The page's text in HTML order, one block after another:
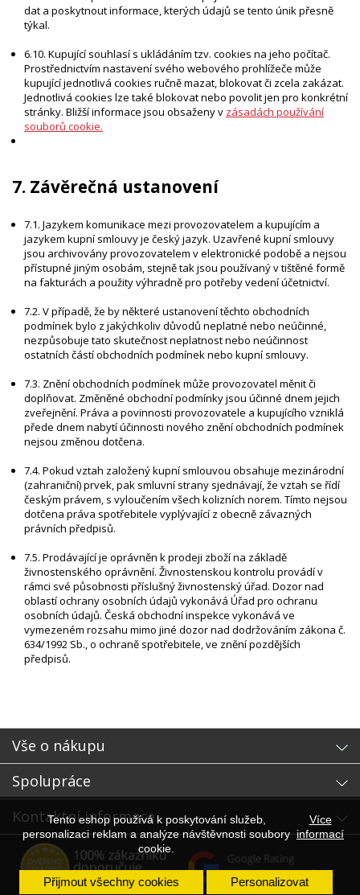
Tento eshop používá k poskytování služeb,
personalizaci reklam a analýze návštěvnosti soubory
cookie.
Více
informací
Přijmout všechny cookies Personalizovat
dat a poskytnout informace, kterých údajů se tento únik přesně
týkal.
6.10. Kupující souhlasí s ukládáním tzv. cookies na jeho počítač.
Prostřednictvím nastavení svého webového prohlížeče může
kupující jednotlivá cookies ručně mazat, blokovat či zcela zakázat.
Jednotlivá cookies lze také blokovat nebo povolit jen pro konkrétní
stránky. Bližší informace jsou obsaženy v zásadách používání
souborů cookie.
7. Závěrečná ustanovení
7.1. Jazykem komunikace mezi provozovatelem a kupujícím a
jazykem kupní smlouvy je český jazyk. Uzavřené kupní smlouvy
jsou archivovány provozovatelem v elektronické podobě a nejsou
přístupné jiným osobám, stejně tak jsou používaný v tištěné formě
na fakturách a použity výhradně pro potřeby vedení účetnictví.
7.2. V případě, že by některé ustanovení těchto obchodních
podmínek bylo z jakýchkoliv důvodů neplatné nebo neúčinné,
nezpůsobuje tato skutečnost neplatnost nebo neúčinnost
ostatních částí obchodních podmínek nebo kupní smlouvy.
7.3. Znění obchodních podmínek může provozovatel měnit či
doplňovat. Změněné obchodní podmínky jsou účinné dnem jejich
zveřejnění. Práva a povinnosti provozovatele a kupujícího vzniklá
přede dnem nabytí účinnosti nového znění obchodních podmínek
nejsou změnou dotčena.
7.4. Pokud vztah založený kupní smlouvou obsahuje mezinárodní
(zahraniční) prvek, pak smluvní strany sjednávají, že vztah se řídí
českým právem, s vyloučením všech kolizních norem. Tímto nejsou
dotčena práva spotřebitele vyplývající z obecně závazných
právních předpisů.
7.5. Prodávající je oprávněn k prodeji zboží na základě
živnostenského oprávnění. Živnostenskou kontrolu provádí v
rámci své působnosti příslušný živnostenský úřad. Dozor nad
oblastí ochrany osobních údajů vykonává Úřad pro ochranu
osobních údajů. Česká obchodní inspekce vykonává ve
vymezeném rozsahu mimo jiné dozor nad dodržováním zákona č.
634/1992 Sb., o ochraně spotřebitele, ve znění pozdějších
předpisů.
Vše o nákupu
Spolupráce
Kontaktní informace